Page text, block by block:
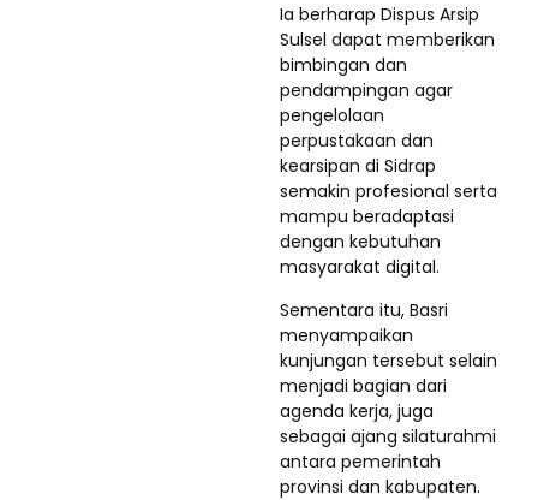
Ia berharap Dispus Arsip
Sulsel dapat memberikan
bimbingan dan
pendampingan agar
pengelolaan
perpustakaan dan
kearsipan di Sidrap
semakin profesional serta
mampu beradaptasi
dengan kebutuhan
masyarakat digital.
Sementara itu, Basri
menyampaikan
kunjungan tersebut selain
menjadi bagian dari
agenda kerja, juga
sebagai ajang silaturahmi
antara pemerintah
provinsi dan kabupaten.